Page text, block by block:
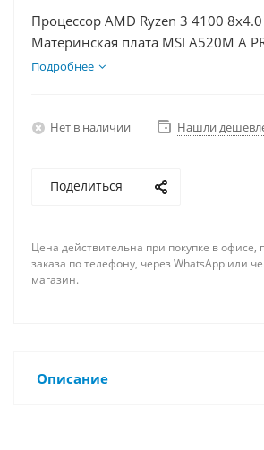
Процессор AMD Ryzen 3 4100 8x4.0
Материнская плата MSI A520M A
RX 7900XT 20Гб, Память DDR4
Подробнее
Нет в наличии Нашли
Поделиться
Цена действительна при покупке в
заказа по телефону, через WhatsApp или
магазин.
Описание